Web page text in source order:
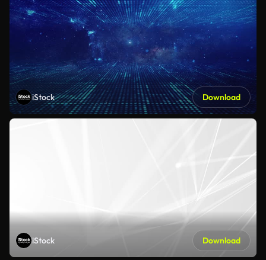
iStock Download
iStock Download